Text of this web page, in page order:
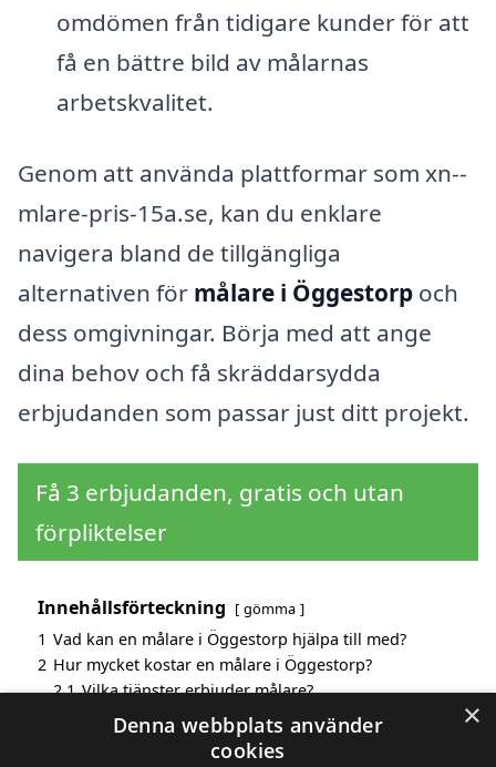
omdömen från tidigare kunder för att
få en bättre bild av målarnas
arbetskvalitet.
Genom att använda plattformar som xn--
mlare-pris-15a.se, kan du enklare
navigera bland de tillgängliga
alternativen för målare i Öggestorp och
dess omgivningar. Börja med att ange
dina behov och få skräddarsydda
erbjudanden som passar just ditt projekt.
Få 3 erbjudanden, gratis och utan
förpliktelser
Innehållsförteckning gömma
1 Vad kan en målare i Öggestorp hjälpa till med?
2 Hur mycket kostar en målare i Öggestorp?
2.1 Vilka tjänster erbjuder målare?
Fördelar med att välja målare i Öggestorp
Sök efter en skicklig målare i de omgivande städerna
×
Denna webbplats använder
cookies